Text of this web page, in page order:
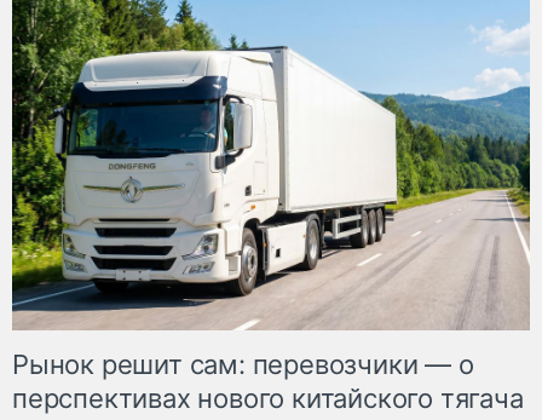
Рынок решит сам: перевозчики — о
перспективах нового китайского тягача